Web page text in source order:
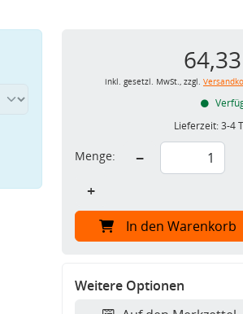
inkl. gesetzl. MwSt., zzgl.
Lieferzeit:3-4
Menge:
−
+
In den Warenkorb
Weitere Optionen